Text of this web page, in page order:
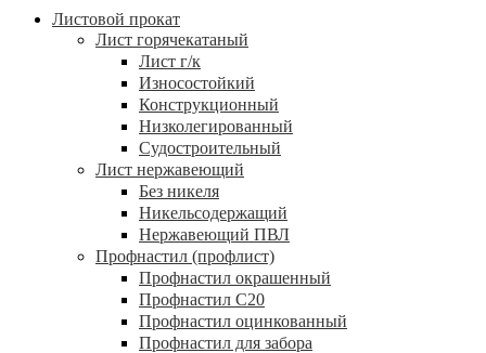
Листовой прокат
Лист горячекатаный
Лист г/к
Износостойкий
Конструкционный
Низколегированный
Судостроительный
Лист нержавеющий
Без никеля
Никельсодержащий
Нержавеющий ПВЛ
Профнастил (профлист)
Профнастил окрашенный
Профнастил С20
Профнастил оцинкованный
Профнастил для забора